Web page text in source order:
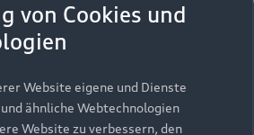
von Cookies und
Website eigene und Dienste
ähnliche Webtechnologien
Website zu verbessern, den